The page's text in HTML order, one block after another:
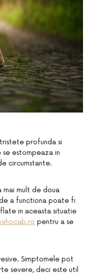
profunda si
estompeaza in
circumstante.
mult de doua
a functiona poate fi
in aceasta situatie
pentru a se
Simptomele pot
severe, deci este util